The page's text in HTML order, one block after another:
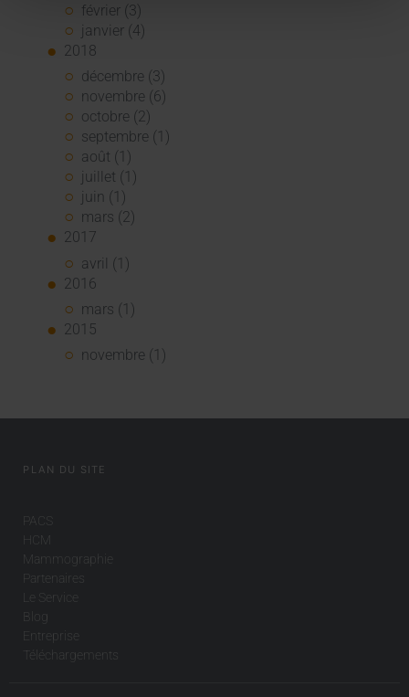
février (3)
janvier (4)
2018
décembre (3)
novembre (6)
octobre (2)
septembre (1)
août (1)
juillet (1)
juin (1)
mars (2)
2017
avril (1)
2016
mars (1)
2015
novembre (1)
PLAN DU SITE
PACS
HCM
Mammographie
Partenaires
Le Service
Blog
Entreprise
Téléchargements